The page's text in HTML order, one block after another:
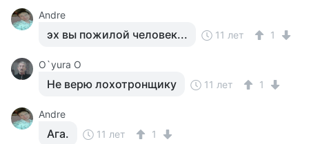
Andre
эх вы пожилой человек... 11 лет 1
O`yura O
Не верю лохотронщику 11 лет 1
Andre
Ага. 11 лет 1